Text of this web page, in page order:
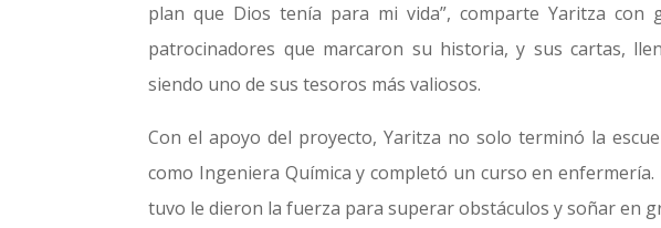
plan que Dios tenía para mi vida”, comparte Yaritza
patrocinadores que marcaron su historia, y sus cartas,
siendo uno de sus tesoros más valiosos.
Con el apoyo del proyecto, Yaritza no solo terminó la
como Ingeniera Química y completó un curso en
tuvo le dieron la fuerza para superar obstáculos y soñar en